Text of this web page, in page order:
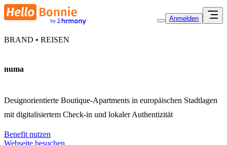
Anmelden
BRAND • REISEN
numa
Designorientierte Boutique-Apartments in europäischen Stadtlagen
mit digitalisiertem Check-in und lokaler Authentizität
Benefit nutzen